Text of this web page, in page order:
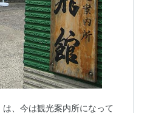
は、今は観光案内所になって